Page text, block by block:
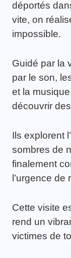
déportés
vite, on
impossible.
Guidé par la
par le son,
et la
découvrir
Ils explorent
sombres de
finalement
l’urgence
Cette visite
rend un
victimes de